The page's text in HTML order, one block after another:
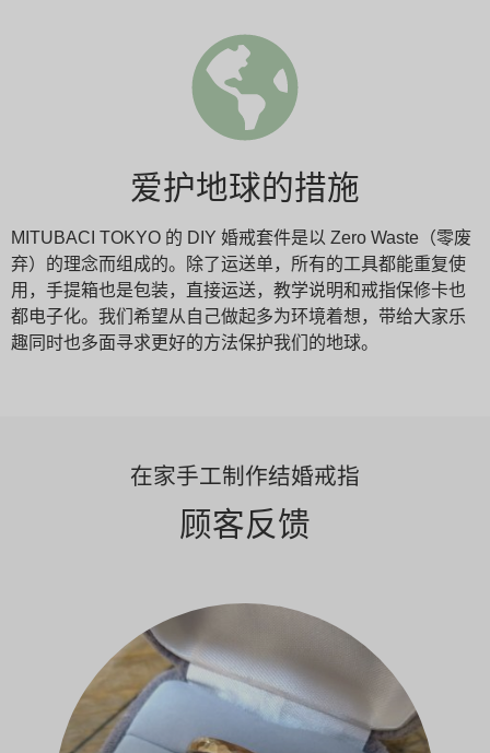
爱护地球的措施
MITUBACI TOKYO 的 DIY 婚戒套件是以 Zero Waste（零废
弃）的理念而组成的。除了运送单，所有的工具都能重复使
用，手提箱也是包装，直接运送，教学说明和戒指保修卡也
都电子化。我们希望从自己做起多为环境着想，带给大家乐
趣同时也多面寻求更好的方法保护我们的地球。
在家手工制作结婚戒指
顾客反馈